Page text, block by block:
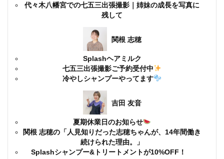
代々木八幡宮での七五三出張撮影｜姉妹の成長を写真に
残して
関根 志穂
Splashヘアミルク
七五三出張撮影ご予約受付中
冷やしシャンプーやってます
吉田 友音
夏期休業日のお知らせ
関根 志穂の「人見知りだった志穂ちゃんが、14年間働き
続けられた理由。」
Splashシャンプー&トリートメントが10%OFF！